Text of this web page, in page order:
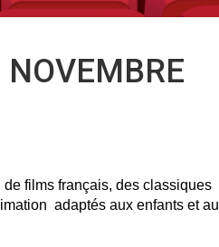
films français, des classiques
adaptés aux enfants et au